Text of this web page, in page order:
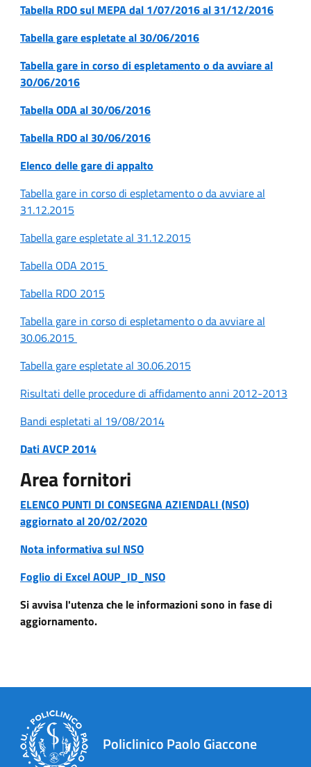
Tabella RDO sul MEPA dal 1/07/2016 al 31/12/2016
Tabella gare espletate al 30/06/2016
Tabella gare in corso di espletamento o da avviare al
30/06/2016
Tabella ODA al 30/06/2016
Tabella RDO al 30/06/2016
Elenco delle gare di appalto
Tabella gare in corso di espletamento o da avviare al
31.12.2015
Tabella gare espletate al 31.12.2015
Tabella ODA 2015
Tabella RDO 2015
Tabella gare in corso di espletamento o da avviare al
30.06.2015
Tabella gare espletate al 30.06.2015
Risultati delle procedure di affidamento anni 2012-2013
Bandi espletati al 19/08/2014
Dati AVCP 2014
Area fornitori
ELENCO PUNTI DI CONSEGNA AZIENDALI (NSO)
aggiornato al 20/02/2020
Nota informativa sul NSO
Foglio di Excel AOUP_ID_NSO
Si avvisa l'utenza che le informazioni sono in fase di
aggiornamento.
Policlinico Paolo Giaccone